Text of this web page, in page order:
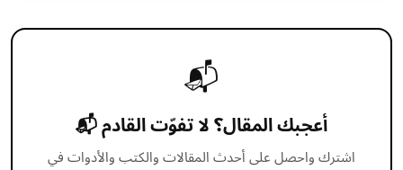
📬
أعجبك المقال؟ لا تفوّت القادم 📬
اشترك واحصل على أحدث المقالات والكتب والأدوات في